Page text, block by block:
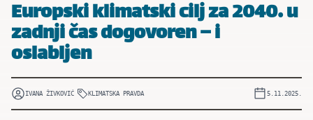
Europski klimatski cilj za 2040. u
zadnji čas dogovoren – i
oslabljen
IVANA ŽIVKOVIĆ KLIMATSKA PRAVDA 5.11.2025.